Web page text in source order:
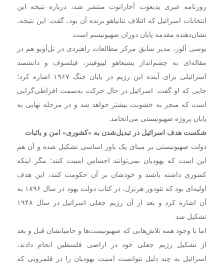
روزنامه عبری یدیعوت آحارانوت منتشر شد، درباره نتیجه این
انتخابات اسرائیل که ائتلاف نتانیاهو برنده آن بود، گفت: این نتیجه،
نشان‌دهنده مقدمه پایان دوران صهیونیسم است.
یوسی آلور، مدیر سابق مرکز مطالعات راهبردی در تل‌آویو هم در
مقاله‌ای به چشم‌انداز یشیعاهو لیپوفیتز، فیلسوف و دانشمند
اسرائیلی برای آینده این رژیم در پایان جنگ ۱۹۶۷ اشاره کرد؛
جایی که او گفت: اسرائیل در حال حرکت به‌سمت افراطی‌گرایی
است که منجر به خشونت بیشتر خواهد شد و در مرحله نهایی به
پایان پروژه صهیونیستی می‌انجامد.
شکست هدف اسرائیل در تبدیل‌شدن به «کشوری» امن و باثبات
دولت صهیونیستی بر مبنای یک باور اساسی تشکیل شده و آن هم
این است که یهودیان نمی‌توانند احساس امنیت کنند؛ مگر اینکه
کشوری داشته باشند و خودشان بر آن حکومت کنند، این هدف
اولیه‌ای بود که تئودور هرتزل، در کتاب دولت یهود در سال ۱۸۹۶ به
آن اشاره کرد و بعد از آن رژیم جعلی اسرائیل در سال ۱۹۴۸
تشکیل شد.
اما با وجود همه تلاش‌هایی که صهیونیست‌ها و حامیانشان قبل و بعد
از تشکیل رژیم جعلی خود در اراضی فلسطین انجام دادند،
اسرائیل به چند دلیل نتوانست امنیت یهودیان را در قلمرویی که